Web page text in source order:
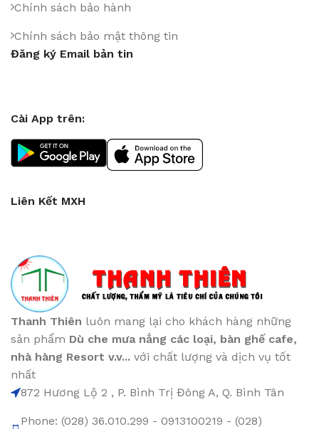
Chính sách bảo hành
Chính sách bảo mật thông tin
Đăng ký Email bản tin
Cài App trên:
Liên Kết MXH
Thanh Thiên luôn mang lại cho khách hàng những
sản phẩm Dù che mưa nắng các loại, bàn ghế cafe,
nhà hàng Resort v.v... với chất lượng và dịch vụ tốt
nhất
872 Hương Lộ 2 , P. Bình Trị Đông A, Q. Bình Tân
Phone: (028) 36.010.299 - 0913100219 - (028)